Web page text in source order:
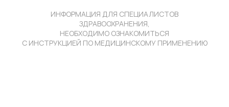
ИНФОРМАЦИЯ ДЛЯ СПЕЦИАЛИСТОВ
ЗДРАВООХРАНЕНИЯ,
НЕОБХОДИМО ОЗНАКОМИТЬСЯ
С ИНСТРУКЦИЕЙ ПО МЕДИЦИНСКОМУ ПРИМЕНЕНИЮ